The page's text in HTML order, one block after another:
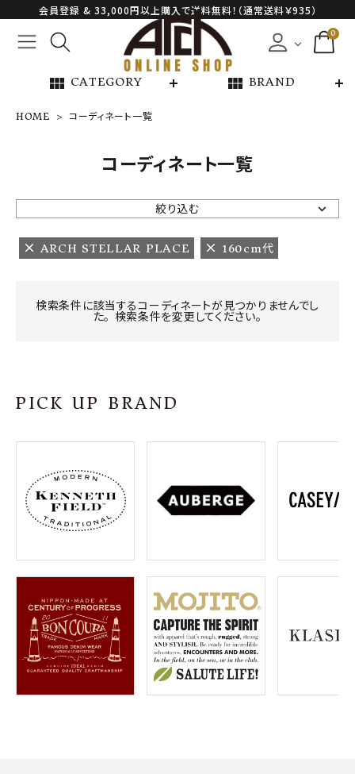
会員登録 & 33,000円以上購入で送料無料！（通常送料￥935）
0
view_module CATEGORY view_module BRAND
NEW ARRIVAL
ARCH EXCLUSIVE
BRAND
INFORMATION
ご利用ガイド
プライバシーポリシー
特定商取引法について
お問い合わせ
OFFICIAL WEB SITE
ACCOUNT MENU
ようこそ ゲスト 様
meeting_room ログイン 会員登録
HOME コーディネート一覧
コーディネート一覧
絞り込む
ARCH STELLAR PLACE 160cm代
検索条件に該当するコーディネートが見つかりませんでし
た。 検索条件を変更してください。
PICK UP BRAND